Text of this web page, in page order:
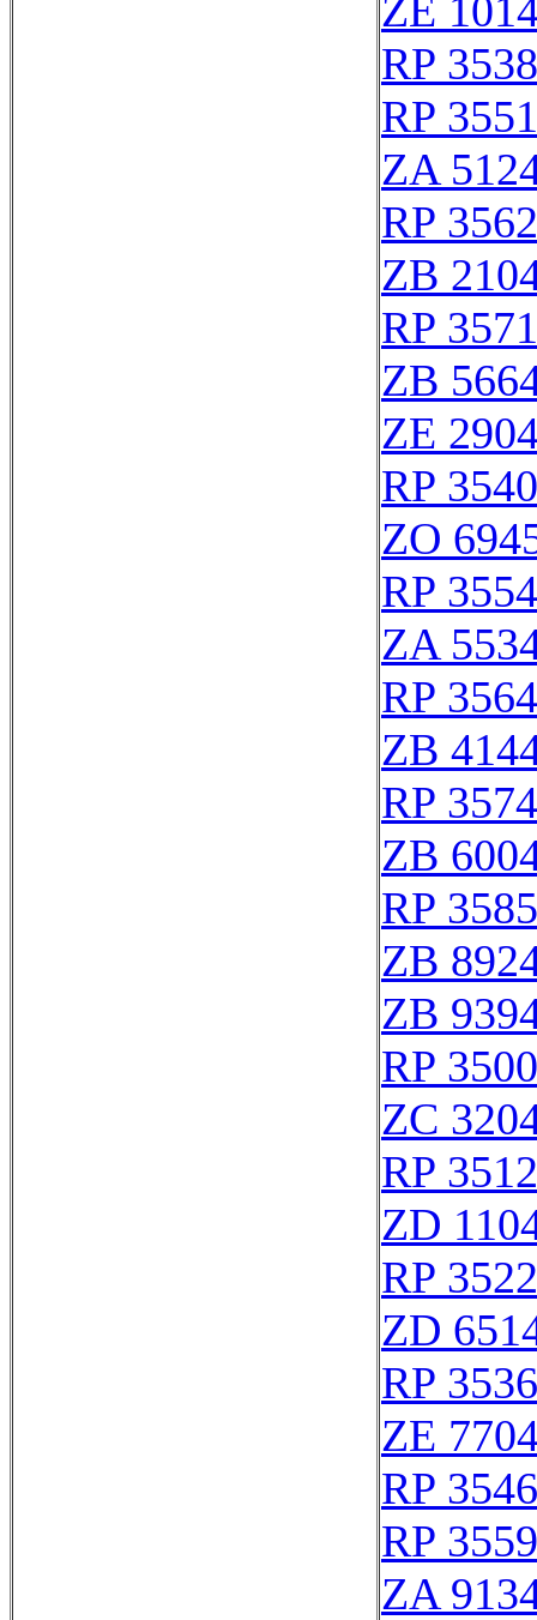
ZE
RP
RP
ZA
RP
ZB
RP
ZB
ZE
RP
ZO
RP
ZA
RP
ZB
RP
ZB
RP
ZB
ZB
RP
ZC
RP
ZD
RP
ZD
RP
ZE
RP
RP
ZA